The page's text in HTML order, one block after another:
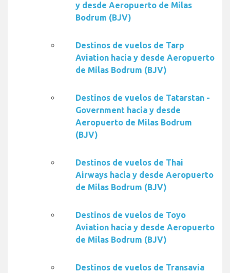
y desde Aeropuerto de Milas
Bodrum (BJV)
Destinos de vuelos de Tarp
Aviation hacia y desde Aeropuerto
de Milas Bodrum (BJV)
Destinos de vuelos de Tatarstan -
Government hacia y desde
Aeropuerto de Milas Bodrum
(BJV)
Destinos de vuelos de Thai
Airways hacia y desde Aeropuerto
de Milas Bodrum (BJV)
Destinos de vuelos de Toyo
Aviation hacia y desde Aeropuerto
de Milas Bodrum (BJV)
Destinos de vuelos de Transavia